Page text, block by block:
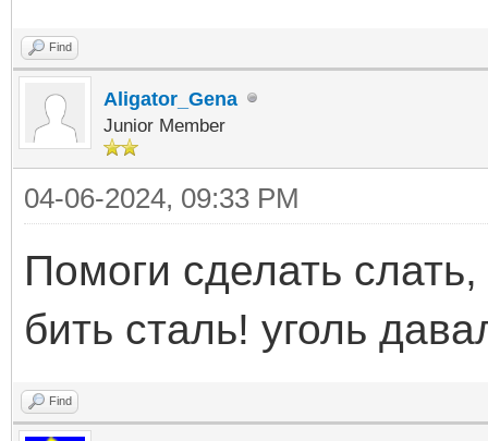
Find
Aligator_Gena
Junior Member
04-06-2024, 09:33 PM
Помоги сделать
бить сталь! уголь
Find